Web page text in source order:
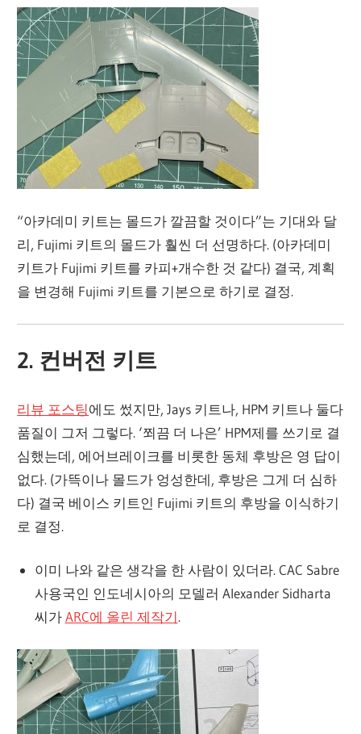
“아카데미 키트는 몰드가 깔끔할 것이다”는 기대와 달
리, Fujimi 키트의 몰드가 훨씬 더 선명하다. (아카데미
키트가 Fujimi 키트를 카피+개수한 것 같다) 결국, 계획
을 변경해 Fujimi 키트를 기본으로 하기로 결정.
2. 컨버전 키트
리뷰 포스팅에도 썼지만, Jays 키트나, HPM 키트나 둘다
품질이 그저 그렇다. ‘쬐끔 더 나은’ HPM제를 쓰기로 결
심했는데, 에어브레이크를 비롯한 동체 후방은 영 답이
없다. (가뜩이나 몰드가 엉성한데, 후방은 그게 더 심하
다) 결국 베이스 키트인 Fujimi 키트의 후방을 이식하기
로 결정.
이미 나와 같은 생각을 한 사람이 있더라. CAC Sabre
사용국인 인도네시아의 모델러 Alexander Sidharta
씨가ARC에 올린 제작기.